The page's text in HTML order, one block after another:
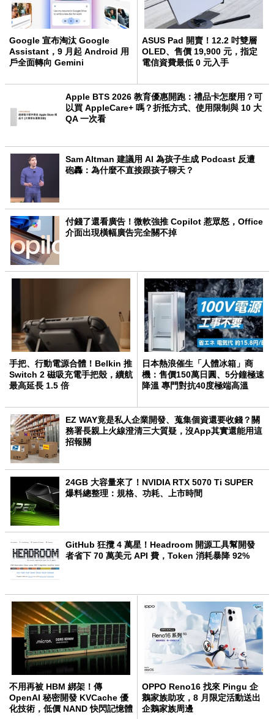
Google 宣布淘汰 Google
Assistant，9 月起 Android 用
戶全面轉向 Gemini
ASUS Pad 開賣！12.2 吋雙層
OLED、售價 19,900 元，指定
電信資費最低 0 元入手
Apple BTS 2026 教育優惠開跑：禮品卡怎麼用？可
以買 AppleCare+ 嗎？折抵方式、使用限制與 10 大
QA 一次看
Sam Altman 建議用 AI 為孩子生成 Podcast 反遭
砲轟：為什麼不直接跟孩子聊天？
付錢了還看廣告！微軟強推 Copilot 惹眾怒，Office
介面出現橫幅廣告完全關不掉
手把、行動電源合體！Belkin 推
Switch 2 磁吸充電手把殼，續航
最高延長 1.5 倍
日本熱浪催生「人體冰箱」商
機：售價150萬日圓、5分鐘極速
降溫 專門對抗40度極端高溫
EZ WAY竟是私人企業開發、蒐集個資還要收錢？關
務署長親上火線澄清三大質疑，沒App其實還能用這
招報關
24GB 大容量來了！NVIDIA RTX 5070 Ti SUPER
爆料總整理：規格、功耗、上市時間
GitHub 狂攬 4 萬星！Headroom 開源工具幫開發
者省下 70 萬美元 API 費，Token 消耗暴降 92%
不用再被 HBM 綁架！傳
OpenAI 秘密開發 KVCache 優
化技術，低價 NAND 快閃記憶體
OPPO Reno16 找來 Pingu 企
鵝家族助攻，8 月限定活動送出
企鵝家族周邊